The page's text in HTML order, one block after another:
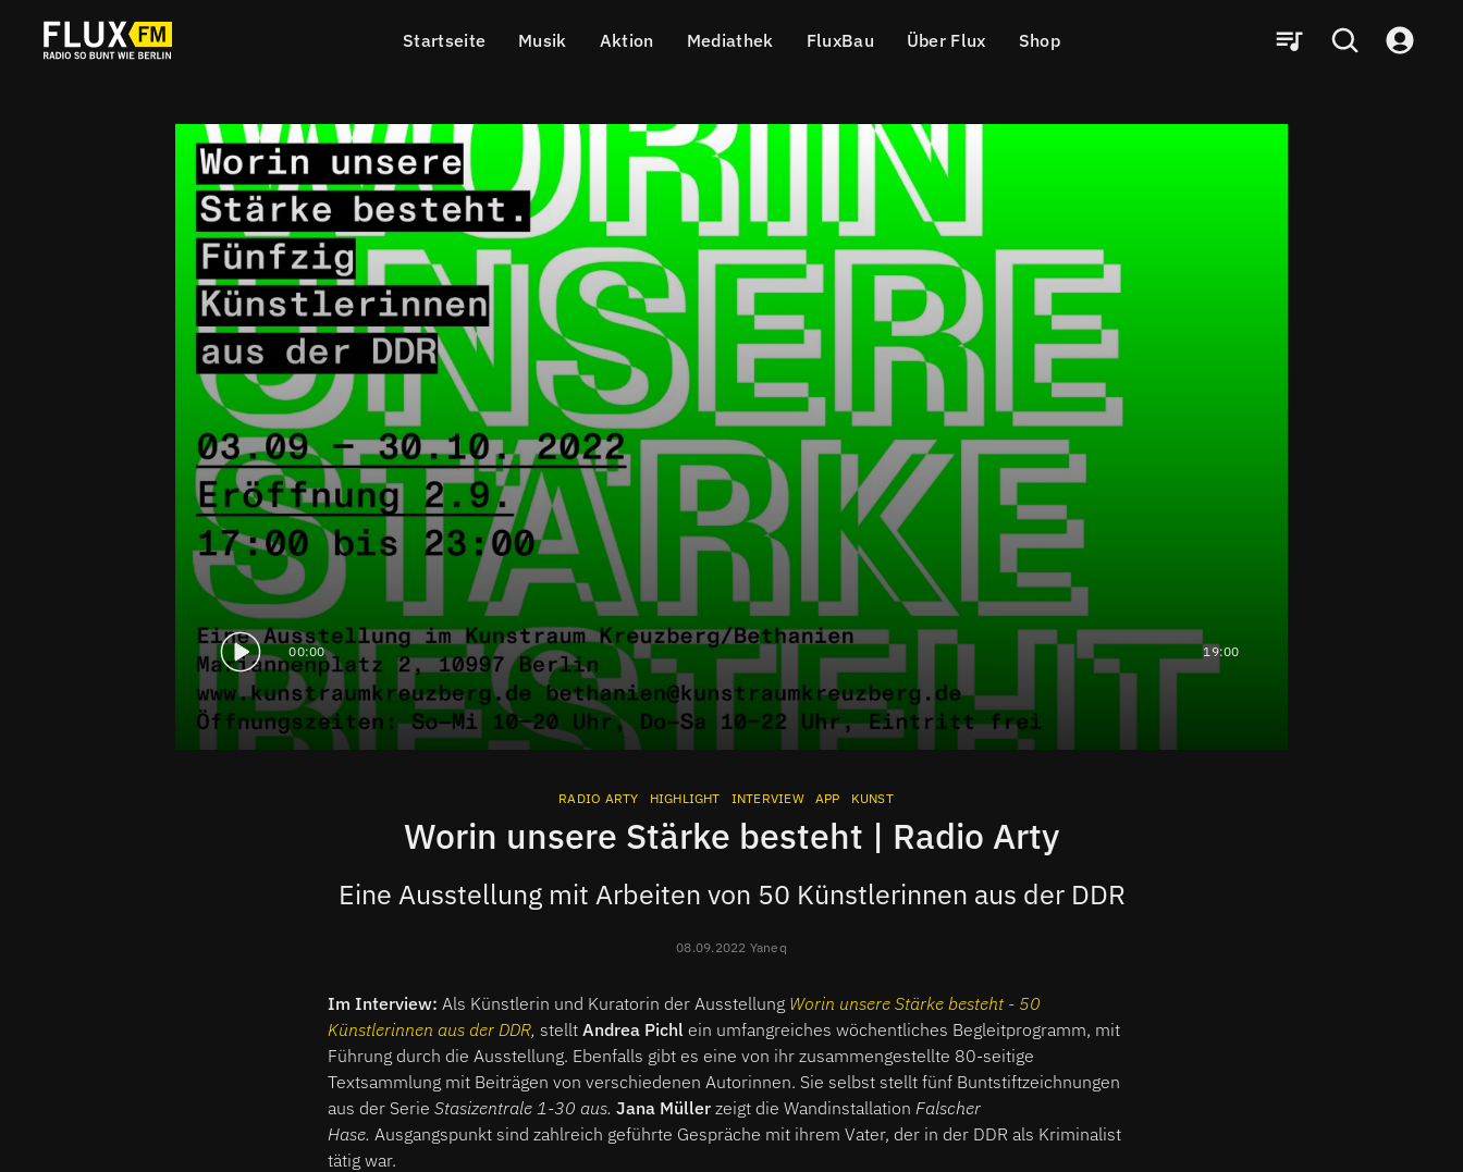
Startseite Musik Aktion Mediathek FluxBau Über Flux Shop
00:00 19:00
RADIO ARTY HIGHLIGHT INTERVIEW APP KUNST
Worin unsere Stärke besteht | Radio Arty
Eine Ausstellung mit Arbeiten von 50 Künstlerinnen aus der DDR
08.09.2022 Yaneq
Im Interview: Als Künstlerin und Kuratorin der Ausstellung Worin unsere Stärke besteht - 50
Künstlerinnen aus der DDR, stellt Andrea Pichl ein umfangreiches wöchentliches Begleitprogramm, mit
Führung durch die Ausstellung. Ebenfalls gibt es eine von ihr zusammengestellte 80-seitige
Textsammlung mit Beiträgen von verschiedenen Autorinnen. Sie selbst stellt fünf Buntstiftzeichnungen
aus der Serie Stasizentrale 1-30 aus. Jana Müller zeigt die Wandinstallation Falscher
Hase. Ausgangspunkt sind zahlreich geführte Gespräche mit ihrem Vater, der in der DDR als Kriminalist
tätig war.